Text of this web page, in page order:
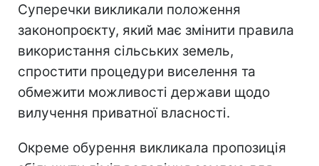
Суперечки викликали положення
законопроєкту, який має змінити правила
використання сільських земель,
спростити процедури виселення та
обмежити можливості держави щодо
вилучення приватної власності.
Окреме обурення викликала пропозиція